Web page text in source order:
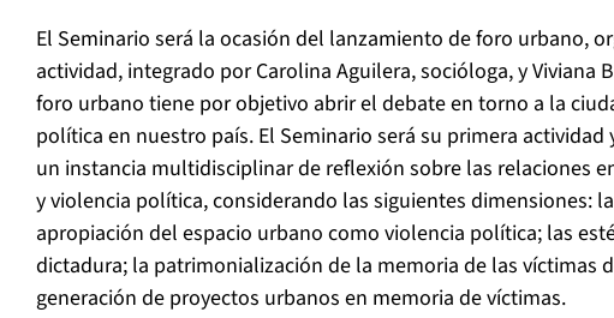
El Seminario será la ocasión del lanzamiento de foro urbano,
actividad, integrado por Carolina Aguilera, socióloga, y Viviana
foro urbano tiene por objetivo abrir el debate en torno a la
política en nuestro país. El Seminario será su primera actividad
un instancia multidisciplinar de reflexión sobre las relaciones
y violencia política, considerando las siguientes dimensiones:
apropiación del espacio urbano como violencia política; las
dictadura; la patrimonialización de la memoria de las víctimas
generación de proyectos urbanos en memoria de víctimas.